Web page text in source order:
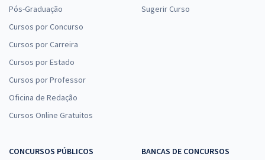
Pós-Graduação
Cursos por Concurso
Cursos por Carreira
Cursos por Estado
Cursos por Professor
Oficina de Redação
Cursos Online Gratuitos
Sugerir Curso
CONCURSOS PÚBLICOS
BANCAS DE CONCURSOS